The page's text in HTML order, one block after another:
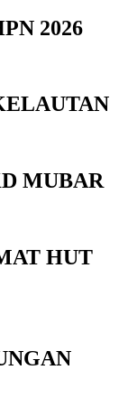
2026
MUBAR
HUT